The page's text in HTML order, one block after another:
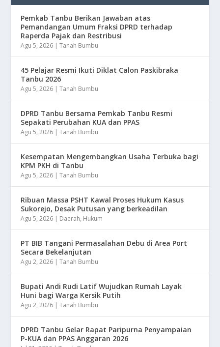
Pemkab Tanbu Berikan Jawaban atas
Pemandangan Umum Fraksi DPRD terhadap
Raperda Pajak dan Restribusi
Agu 5, 2026 |Tanah Bumbu
45 Pelajar Resmi Ikuti Diklat Calon Paskibraka
Tanbu 2026
Agu 5, 2026 |Tanah Bumbu
DPRD Tanbu Bersama Pemkab Tanbu Resmi
Sepakati Perubahan KUA dan PPAS
Agu 5, 2026 |Tanah Bumbu
Kesempatan Mengembangkan Usaha Terbuka bagi
KPM PKH di Tanbu
Agu 5, 2026 |Tanah Bumbu
Ribuan Massa PSHT Kawal Proses Hukum Kasus
Sukorejo, Desak Putusan yang berkeadilan
Agu 5, 2026 | Daerah, Hukum
PT BIB Tangani Permasalahan Debu di Area Port
Secara Bekelanjutan
Agu 2, 2026 |Tanah Bumbu
Bupati Andi Rudi Latif Wujudkan Rumah Layak
Huni bagi Warga Kersik Putih
Agu 2, 2026 |Tanah Bumbu
DPRD Tanbu Gelar Rapat Paripurna Penyampaian
P-KUA dan PPAS Anggaran 2026